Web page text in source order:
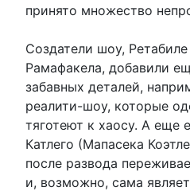
принято множество
Создатели шоу,
Рамафакела, добавили
забавных деталей,
реалити-шоу, которые
тяготеют к хаосу. А еще
Катлего (Мапасека
после развода
и, возможно, сама